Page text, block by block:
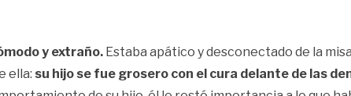
y extraño. Estaba apático y desconectado de la
ella: su hijo se fue grosero con el cura delante de las